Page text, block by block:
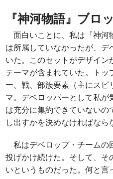
『神河物語』ブロ
面白いことに、私は『神河
は所属していなかったが、
いた。このセットがデザイ
テーマが含まれていた。ト
ー、戦、部族要素（主にス
マ。デベロッパーとして私が
は充分に集約できていない
し出すかを決めなければなら
私はデベロップ・チームの
投げかけ続けた。そして、そ
いというものだった。何と言